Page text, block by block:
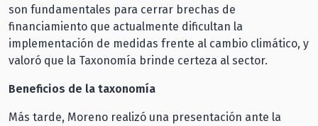
son fundamentales para cerrar brechas de
financiamiento que actualmente dificultan la
implementación de medidas frente al cambio climático, y
valoró que la Taxonomía brinde certeza al sector.
Beneficios de la taxonomía
Más tarde, Moreno realizó una presentación ante la